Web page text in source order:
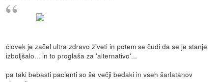
človek je začel ultra zdravo živeti in potem se čudi da se je stanje
izboljšalo... in to proglaša za 'alternativo'...
pa taki bebasti pacienti so še večji bedaki in vseh šarlatanov